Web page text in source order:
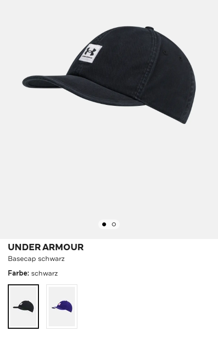
UNDER ARMOUR
Basecap schwarz
Farbe: schwarz